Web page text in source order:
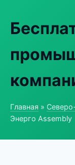
Главная »
Энерго Assembly